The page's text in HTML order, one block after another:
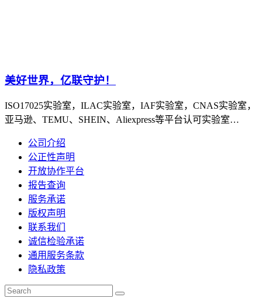
美好世界，亿联守护！
ISO17025实验室，ILAC实验室，IAF实验室，CNAS实验室，
亚马逊、TEMU、SHEIN、Aliexpress等平台认可实验室…
公司介绍
公正性声明
开放协作平台
报告查询
服务承诺
版权声明
联系我们
诚信检验承诺
通用服务条款
隐私政策